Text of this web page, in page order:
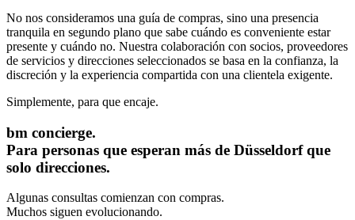
No nos consideramos una guía de compras, sino una presencia
tranquila en segundo plano que sabe cuándo es conveniente estar
presente y cuándo no. Nuestra colaboración con socios, proveedores
de servicios y direcciones seleccionados se basa en la confianza, la
discreción y la experiencia compartida con una clientela exigente.
Simplemente, para que encaje.
bm concierge.
Para personas que esperan más de Düsseldorf que
solo direcciones.
Algunas consultas comienzan con compras.
Muchos siguen evolucionando.